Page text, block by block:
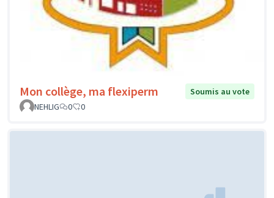
Mon collège, ma flexiperm
Soumis au vote
NEHLIG
0 0